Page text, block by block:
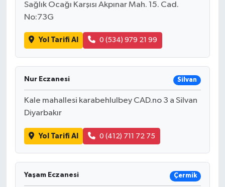
Sağlık Ocağı Karşısı Akpınar Mah. 15. Cad.
No:73G
Yol Tarifi Al 0 (534) 979 21 99
Nur Eczanesi Silvan
Kale mahallesi karabehlulbey CAD.no 3 a Silvan
Diyarbakır
Yol Tarifi Al 0 (412) 711 72 75
Yaşam Eczanesi Çermik